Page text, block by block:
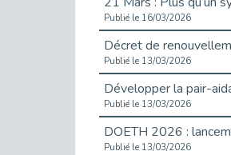
Publié le 16/03/2026
Publié le 13/03/2026
Publié le 13/03/2026
Publié le 13/03/2026